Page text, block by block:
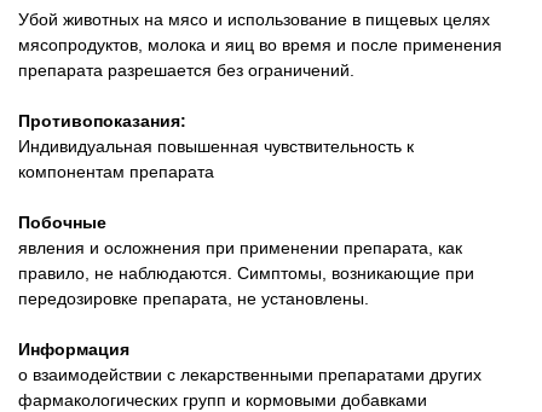
Убой животных на мясо и использование в пищевых целях
мясопродуктов, молока и яиц во время и после применения
препарата разрешается без ограничений.
Противопоказания:
Индивидуальная повышенная чувствительность к
компонентам препарата
Побочные
явления и осложнения при применении препарата, как
правило, не наблюдаются. Симптомы, возникающие при
передозировке препарата, не установлены.
Информация
о взаимодействии с лекарственными препаратами других
фармакологических групп и кормовыми добавками